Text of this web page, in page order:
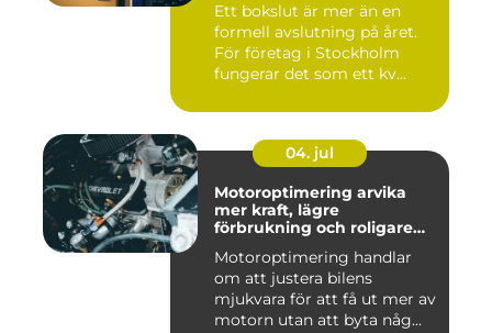
Ett bokslut är mer än en
formell avslutning på året.
För företag i Stockholm
fungerar det som ett kv...
04. jul
Motoroptimering arvika
mer kraft, lägre
förbrukning och roligare
Motoroptimering handlar
om att justera bilens
mjukvara för att få ut mer av
motorn utan att byta någ...